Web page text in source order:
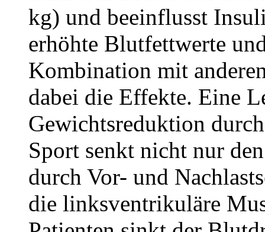
kg) und beeinflusst
erhöhte Blutfettwerte
Kombination mit
dabei die Effekte. Eine
Gewichtsreduktion
Sport senkt nicht nur
durch Vor- und
die linksventrikuläre